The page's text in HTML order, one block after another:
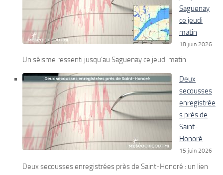
Saguenay
ce jeudi
matin
18 juin 2026
Un séisme ressenti jusqu’au Saguenay ce jeudi matin
Deux
secousses
enregistrée
s près de
Saint-
Honoré
15 juin 2026
Deux secousses enregistrées près de Saint-Honoré : un lien